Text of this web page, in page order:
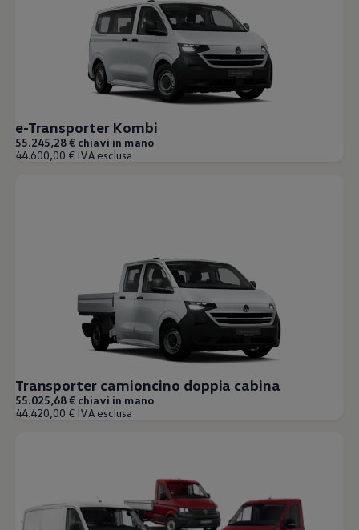
Il Bar del Lunedì
VanLife Stories
75 anni di Bulli
Guida autonoma
ID. Buzz al World Ducati Week 2026
e-Transporter Kombi
55.245,28 € chiavi in mano
44.600,00 € IVA esclusa
Transporter camioncino doppia cabina
55.025,68 € chiavi in mano
44.420,00 € IVA esclusa